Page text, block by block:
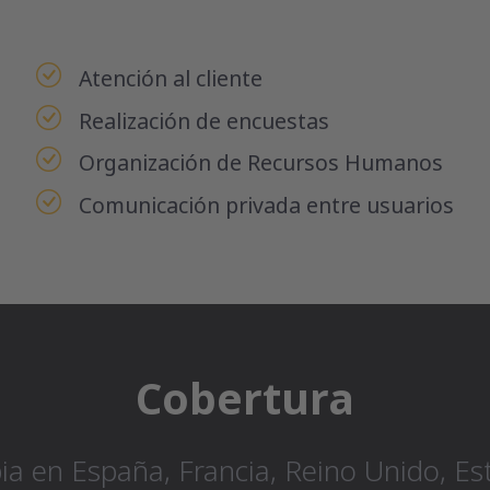
Atención al cliente
Realización de encuestas
Organización de Recursos Humanos
Comunicación privada entre usuarios
Cobertura
en España, Francia, Reino Unido,